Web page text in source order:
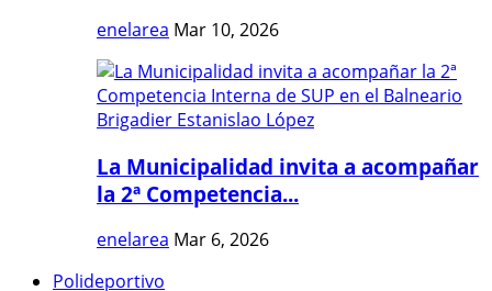
enelarea Mar 10, 2026
La Municipalidad invita a acompañar
la 2ª Competencia...
enelarea Mar 6, 2026
Polideportivo